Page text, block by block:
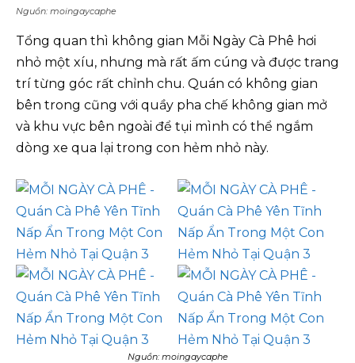
Nguồn: moingaycaphe
Tổng quan thì không gian Mỗi Ngày Cà Phê hơi
nhỏ một xíu, nhưng mà rất ấm cúng và được trang
trí từng góc rất chỉnh chu. Quán có không gian
bên trong cũng với quầy pha chế không gian mở
và khu vực bên ngoài để tụi mình có thể ngắm
dòng xe qua lại trong con hẻm nhỏ này.
Nguồn: moingaycaphe